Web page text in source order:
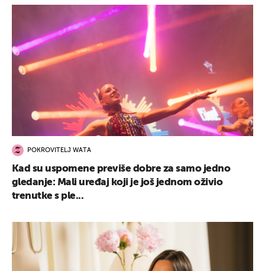
POKROVITELJ WATA
Kad su uspomene previše dobre za samo jedno
gledanje: Mali uređaj koji je još jednom oživio
trenutke s ple...